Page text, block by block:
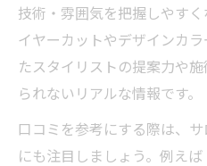
技術・雰囲気を把握しやす
イヤーカットやデザインカ
たスタイリストの提案力や
られないリアルな情報です。
口コミを参考にする際は、
にも注目しましょう。例え